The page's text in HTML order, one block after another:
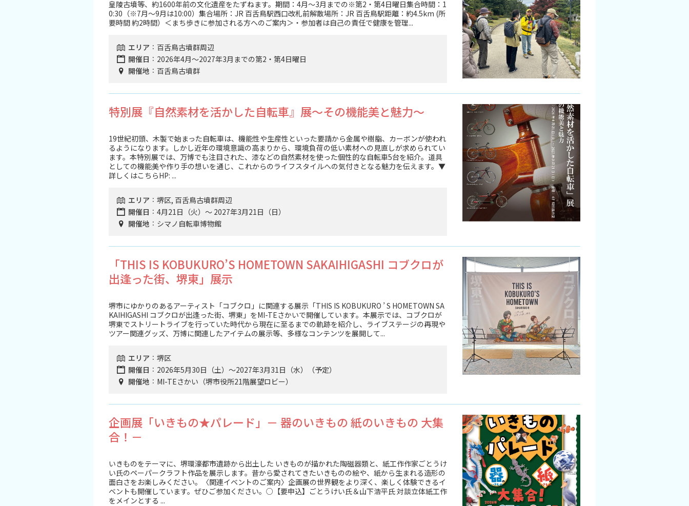
堺観光コンベンション協会について
旅行業約款及びご旅行条件書について
皇陵古墳等、約1600年前の文化遺産をたずねます。期間：4月～3月までの※第2・第4日曜日集合時間：1
0:30（※7月～9月は10:00）集合場所：JR 百舌鳥駅西口改札前解散場所：JR 百舌鳥駅距離：約4.5km (所
要時間 約2時間）＜まち歩きに参加される方へのご案内＞・参加者は自己の責任で健康を管理...
エリア
百舌鳥古墳群周辺
開催日
2026年4月～2027年3月までの第2・第4日曜日
開催地
百舌鳥古墳群
特別展『自然素材を活かした自転車』展～その機能美と魅力～
19世紀初頭、木製で始まった自転車は、機能性や生産性といった要請から金属や樹脂、カーボンが使われ
るようになります。しかし近年の環境意識の高まりから、環境負荷の低い素材への見直しが求められてい
ます。本特別展では、万博でも注目された、漆などの自然素材を使った個性的な自転車5台を紹介。道具
としての機能美や作り手の想いを通じ、これからのライフスタイルへの気付きとなる魅力を伝えます。▼
詳しくはこちらHP: ...
エリア
堺区, 百舌鳥古墳群周辺
開催日
4月21日（火）～ 2027年3月21日（日）
開催地
シマノ自転車博物館
「THIS IS KOBUKURO’S HOMETOWN SAKAIHIGASHI コブクロが
出逢った街、堺東」展示
堺市にゆかりのあるアーティスト「コブクロ」に関連する展⽰「THIS IS KOBUKURO ’ S HOMETOWN SA
KAIHIGASHI コブクロが出逢った街、堺東」をMI-TEさかいで開催しています。本展⽰では、コブクロが
堺東でストリートライブを⾏っていた時代から現在に⾄るまでの軌跡を紹介し、ライブステージの再現や
ツアー関連グッズ、万博に関連したアイテムの展⽰等、多様なコンテンツを展開して...
エリア
堺区
開催日
2026年5月30日（土）～2027年3月31日（水）（予定）
開催地
MI-TEさかい（堺市役所21階展望ロビー）
企画展「いきもの★パレード」－ 器のいきもの 紙のいきもの 大集
合！－
いきものをテーマに、堺環濠都市遺跡から出土した いきものが描かれた陶磁器類と、紙工作作家ごとうけ
い氏のペーパークラフト作品を展示します。昔から愛されてきたいきものの絵や、紙から生まれる造形の
面白さをお楽しみください。〈関連イベントのご案内〉企画展の世界観をより深く、楽しく体験できるイ
ベントも開催しています。ぜひご参加ください。○【要申込】ごとうけい氏＆山下浩平氏 対談立体紙工作
をメインとする ...